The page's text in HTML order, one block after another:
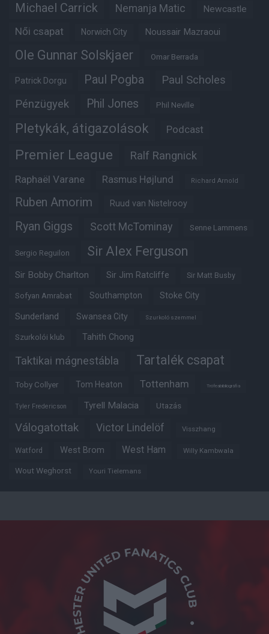
Michael Carrick Nemanja Matic Newcastle
Női csapat Norwich City Noussair Mazraoui
Ole Gunnar Solskjaer Omar Berrada
Patrick Dorgu Paul Pogba Paul Scholes
Pénzügyek Phil Jones Phil Neville
Pletykák, átigazolások Podcast
Premier League Ralf Rangnick
Raphaël Varane Rasmus Højlund Richard Arnold
Ruben Amorim Ruud van Nistelrooy
Ryan Giggs Scott McTominay Senne Lammens
Sergio Reguilon Sir Alex Ferguson
Sir Bobby Charlton Sir Jim Ratcliffe Sir Matt Busby
Sofyan Amrabat Southampton Stoke City
Sunderland Swansea City Szurkoló szemmel
Szurkolói klub Tahith Chong
Taktikai mágnestábla Tartalék csapat
Toby Collyer Tom Heaton Tottenham Trófeabibliográfia
Tyler Fredericson Tyrell Malacia Utazás
Válogatottak Victor Lindelöf Visszhang
Watford West Brom West Ham Willy Kambwala
Wout Weghorst Youri Tielemans